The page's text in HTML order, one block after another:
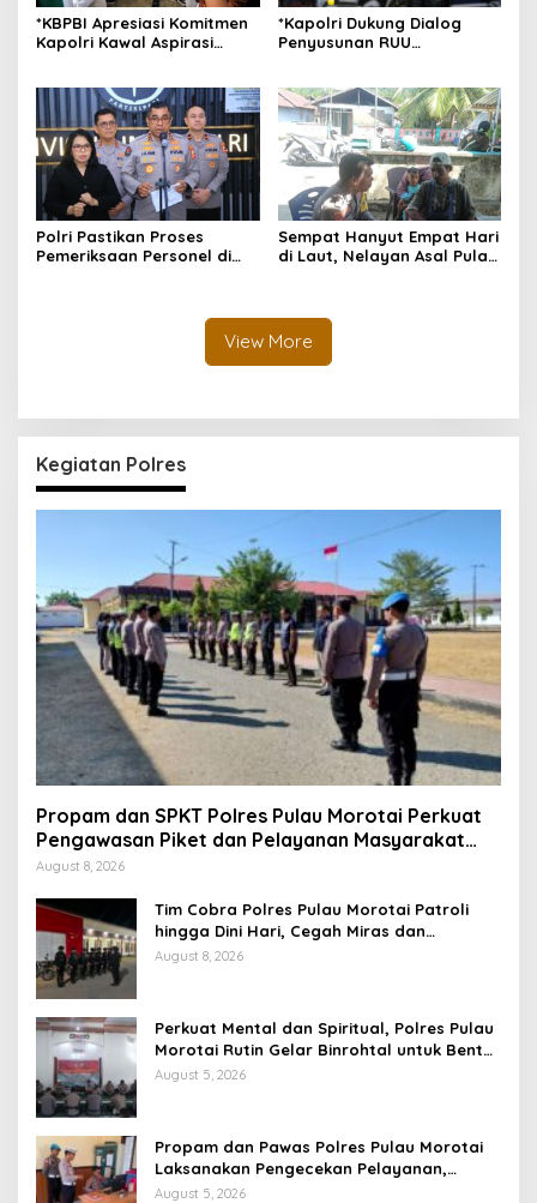
*KBPBI Apresiasi Komitmen
Kapolri Kawal Aspirasi
*Kapolri Dukung Dialog
Penyusunan RUU
Polri Pastikan Proses
Pemeriksaan Personel di
Sempat Hanyut Empat Hari
di Laut, Nelayan Asal Pulau
View More
Kegiatan Polres
Propam dan SPKT Polres Pulau Morotai Perkuat
Pengawasan Piket dan Pelayanan Masyarakat
Selama 1×24 Jam
August 8, 2026
Tim Cobra Polres Pulau Morotai Patroli
hingga Dini Hari, Cegah Miras dan
Gangguan Kamtibmas
August 8, 2026
Perkuat Mental dan Spiritual, Polres Pulau
Morotai Rutin Gelar Binrohtal untuk Bentuk
Personel Berintegritas
August 5, 2026
Propam dan Pawas Polres Pulau Morotai
Laksanakan Pengecekan Pelayanan,
Pastikan Masyarakat Mendapat
August 5, 2026